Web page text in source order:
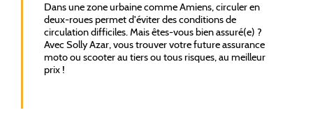
Dans une zone urbaine comme Amiens, circuler en
deux-roues permet d'éviter des conditions de
circulation difficiles. Mais êtes-vous bien assuré(e) ?
Avec Solly Azar, vous trouver votre future assurance
moto ou scooter au tiers ou tous risques, au meilleur
prix !